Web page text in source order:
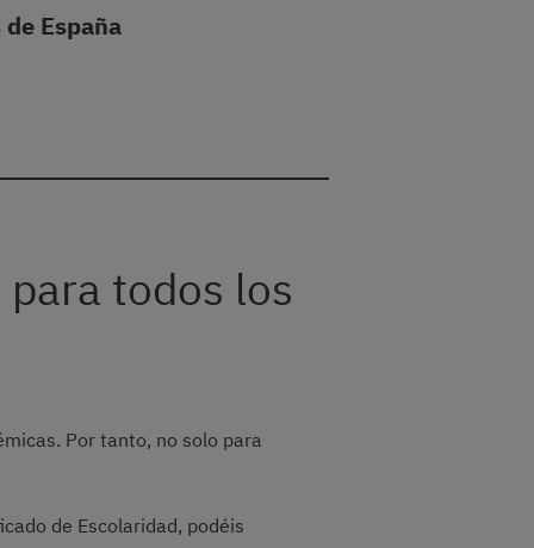
España
todos los
Por tanto, no solo para
de Escolaridad, podéis